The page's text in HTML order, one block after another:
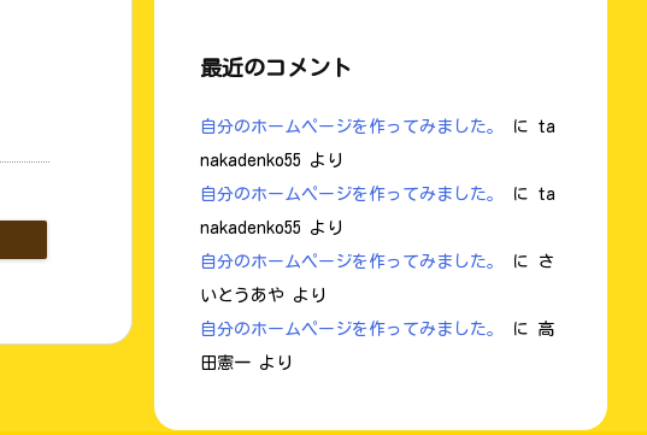
最近のコメント
自分のホームページを作ってみました。 に ta
nakadenko55 より
自分のホームページを作ってみました。
に ta
nakadenko55 より
自分のホームページを作ってみました。
に
さ
いとうあや より
自分のホームページを作ってみました。
に 高
田憲一 より